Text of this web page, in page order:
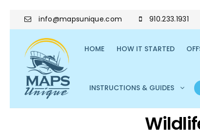
info@mapsunique.com 910.233.1931
HOME HOW IT STARTED
INSTRUCTIONS & GUIDES